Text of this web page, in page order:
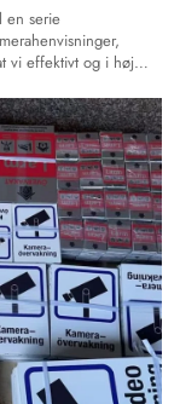
en serie
vi effektivt og i høj